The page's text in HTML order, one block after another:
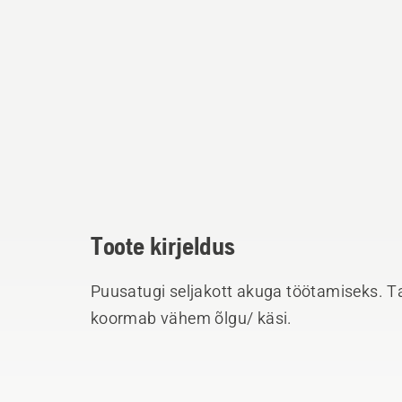
Toote kirjeldus
Puusatugi seljakott akuga töötamiseks.
koormab vähem õlgu/ käsi.